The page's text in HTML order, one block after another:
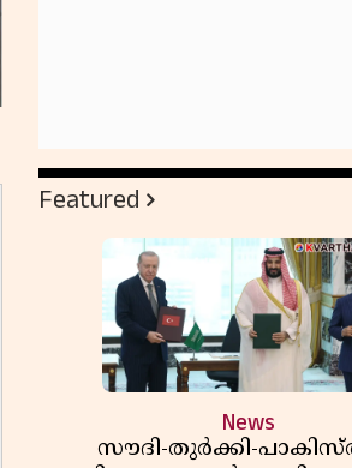
Featured
News
സൗദി-തുർക്കി-